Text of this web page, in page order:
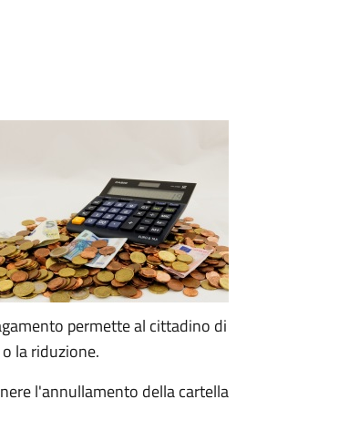
permette al cittadino di
la riduzione.
l'annullamento della cartella